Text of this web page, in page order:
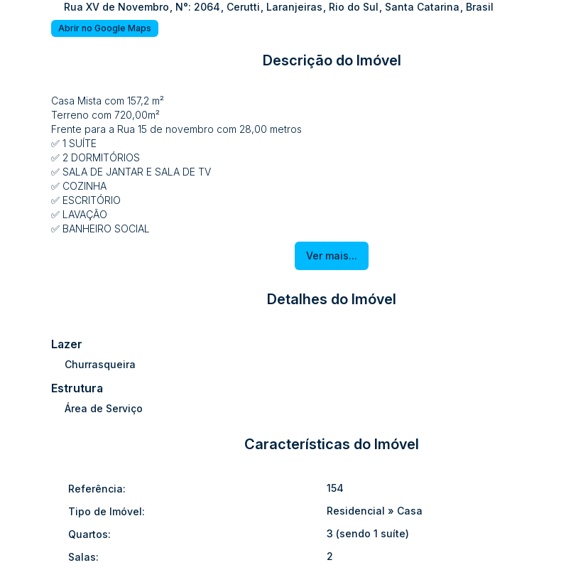
Rua XV de Novembro N°: 2064 Cerutti Laranjeiras Rio do Sul Santa Catarina Brasil
Abrir no Google Maps
Descrição do Imóvel
Casa Mista com 157,2 m²
Terreno com 720,00m²
Frente para a Rua 15 de novembro com 28,00 metros
✅ 1 SUÍTE
✅ 2 DORMITÓRIOS
✅ SALA DE JANTAR E SALA DE TV
✅ COZINHA
✅ ESCRITÓRIO
✅ LAVAÇÃO
✅ BANHEIRO SOCIAL
VIABILIDADE PARA CONSTRUÇÃO DE PRÉDIO OU GALPÃO
Ver mais...
Detalhes do Imóvel
Lazer
Churrasqueira
Estrutura
Área de Serviço
Características do Imóvel
Referência:
154
Tipo de Imóvel:
Residencial » Casa
Quartos:
3 (sendo 1 suíte)
Salas:
2